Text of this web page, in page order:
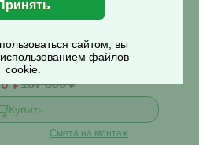
₽187 800 ₽
Купить
Смета на монтаж
сайтом, вы
файлов
cookie.